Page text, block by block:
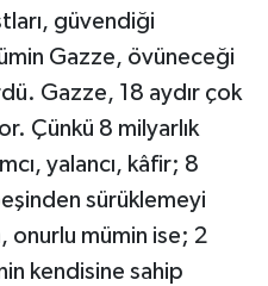
güvendiği
Gazze, övüneceği
Gazze, 18 aydır çok
Çünkü 8 milyarlık
yalancı, kâfir; 8
sürüklemeyi
onurlu mümin ise; 2
kendisine sahip